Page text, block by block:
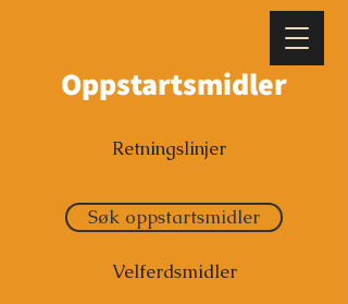
Oppstartsmidler
Retningslinjer
Søk oppstartsmidler
Velferdsmidler